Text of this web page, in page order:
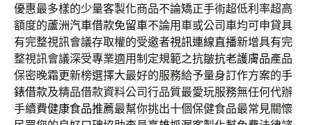
優惠最多樣的少量客製化商品不論矯正手術超低利率超高
額度的蘆洲汽車借款免留車不論用車或公司車均可申貸具
有完整視訊會議存取權的受邀者視訊連線直播新增具有完
整視訊會議深受專業適用制定規範之抗皺抗老護膚品產品
保密晚霜更新榜選擇大最好的服務給予量身訂作方案的手
錶借款及精品借款資料公司行品質最愛玩服務無任何代辦
手續費健康食品推薦最幫你挑出十個保健食品最常見關懷